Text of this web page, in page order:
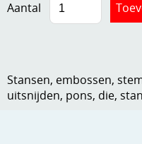
Kneedmateriaal
Leuke versieringen
Merken
Aantal
Stansen, embossen,
uitsnijden, pons, die,